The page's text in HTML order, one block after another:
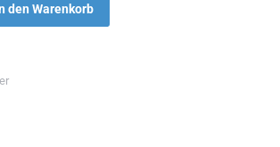
den Warenkorb